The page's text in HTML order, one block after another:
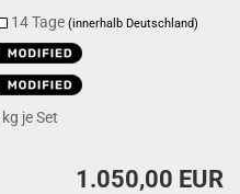
14 Tage(innerhalb Deutschland)
kg je Set
1.050,00 EUR